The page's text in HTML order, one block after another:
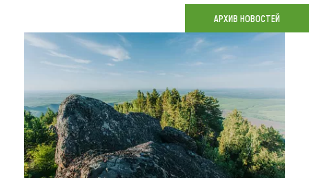
О регионе
Коллекция впечатлений
Другие рубрики
АРХИВ НОВОСТЕЙ